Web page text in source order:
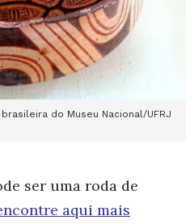
do Museu Nacional/UFRJ
ser uma roda de
aqui mais